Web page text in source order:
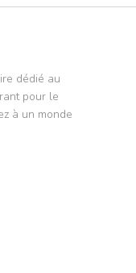
dédié au
pour le
à un monde